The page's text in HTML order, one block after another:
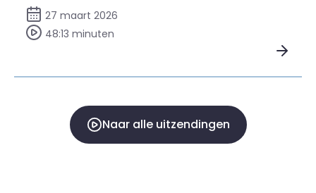
27 maart 2026
48:13 minuten
Naar alle uitzendingen